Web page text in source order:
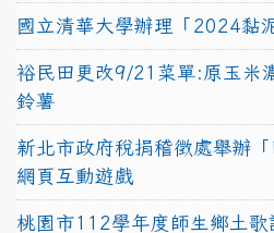
國立清華大學辦理「2024黏
裕民田更改9/21菜單:原玉米
鈴薯
新北市政府稅捐稽徵處舉辦「
網頁互動遊戲
桃園市112學年度師生鄉土歌